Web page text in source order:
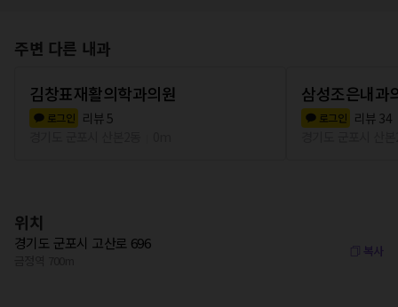
주변 다른 내과
김창표재활의학과의원
로그인 리뷰5
삼성조은내과
로그인 리뷰 34
위치
경기도 군포시 고산로 696 복사